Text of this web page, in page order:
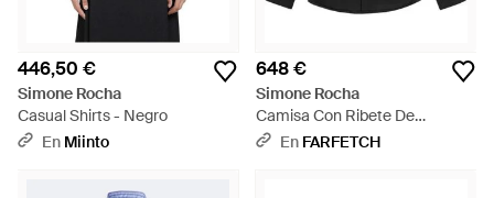
446,50 €
Simone Rocha
Casual Shirts - Negro
En Miinto
648 €
Simone Rocha
Camisa Con Ribete De
Volantes - Negro
En FARFETCH